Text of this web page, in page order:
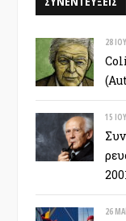
28
15
26